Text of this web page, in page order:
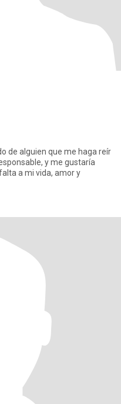
de alguien que me haga reír
y me gustaría
a mi vida, amor y